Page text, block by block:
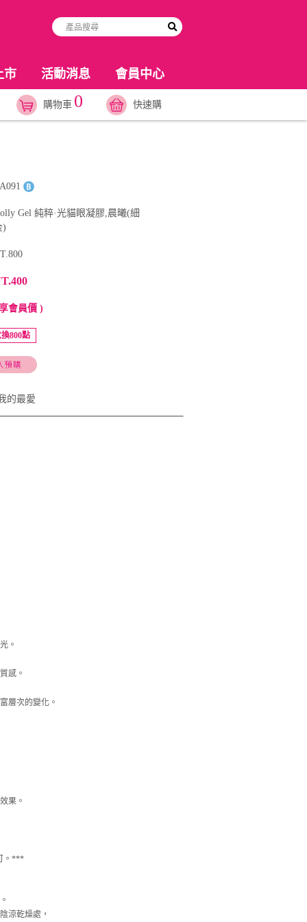
市 活動消息 會員中心
購物車 0 快速購
Gel 純粹·光貓眼凝膠,晨曦(細
)
會員價 )
800點
的最愛
。
感。
層次的變化。
果。
。***
涼乾燥處，